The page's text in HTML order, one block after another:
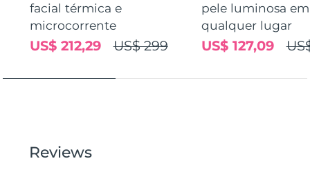
facial térmica e
microcorrente
US$ 299
US$ 212,29
pele luminosa em
qualquer lugar
US$ 127,09